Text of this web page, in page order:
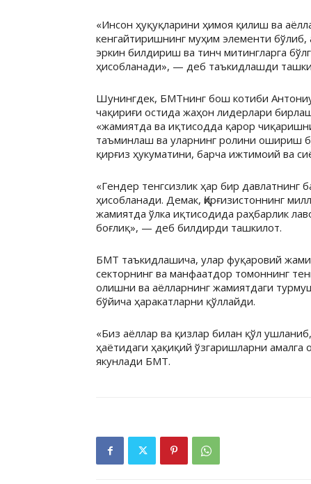
«Инсон ҳуқуқларини ҳимоя қилиш ва
кенгайтиришнинг муҳим элементи бўлиб,
эркин билдириш ва тинч митингларга
ҳисобланади», — деб таъкидлашди
Шунингдек, БМТнинг бош котиби
чақириғи остида жаҳон лидерлари
«жамиятда ва иқтисодда қарор
таъминлаш ва уларнинг ролини ошириш
қирғиз ҳукуматини, барча ижтимоий ва
«Гендер тенгсизлик ҳар бир
ҳисобланади. Демак, Қирғизистоннинг
жамиятда ўлка иқтисодида раҳбарлик
боғлиқ», — деб билдирди ташкилот.
БМТ таъкидлашича, улар фуқаровий
секторнинг ва манфаатдор томоннинг
олишни ва аёлларнинг жамиятдаги
бўйича ҳаракатларни қўллайди.
«Биз аёллар ва қизлар билан қўл
ҳаётидаги ҳақиқий ўзгаришларни
якунлади БМТ.